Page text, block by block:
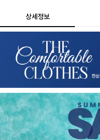
상세정보